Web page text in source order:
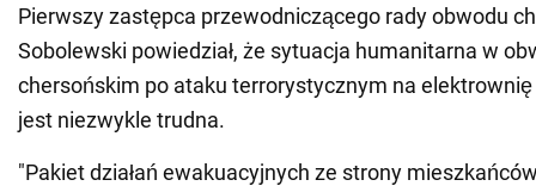
Pierwszy zastępca przewodniczącego rady obwodu
Sobolewski powiedział, że sytuacja humanitarna w
chersońskim po ataku terrorystycznym na
jest niezwykle trudna.
"Pakiet działań ewakuacyjnych ze strony